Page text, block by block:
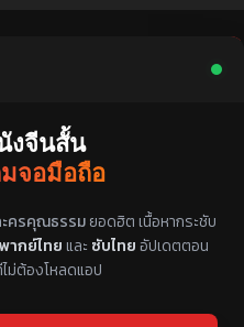
งจีนสั้น
จอมือถือ
ครคุณธรรมยอดฮิต เนื้อหากระชับ
พากย์ไทยและ ซับไทยอัปเดตตอน
ม่ต้องโหลดแอป